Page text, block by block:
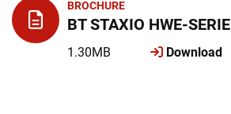
BROCHURE
BT STAXIO HWE-SERIE
1.30MB Download